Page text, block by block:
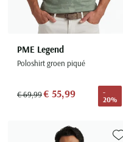
PME Legend
Poloshirt groen piqué
€ 69,99€ 55,99
-
20%